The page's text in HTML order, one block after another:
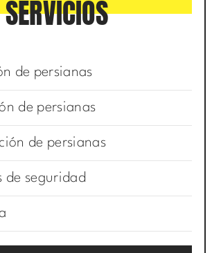
SERVICIOS
de persianas
de persianas
de persianas
de seguridad